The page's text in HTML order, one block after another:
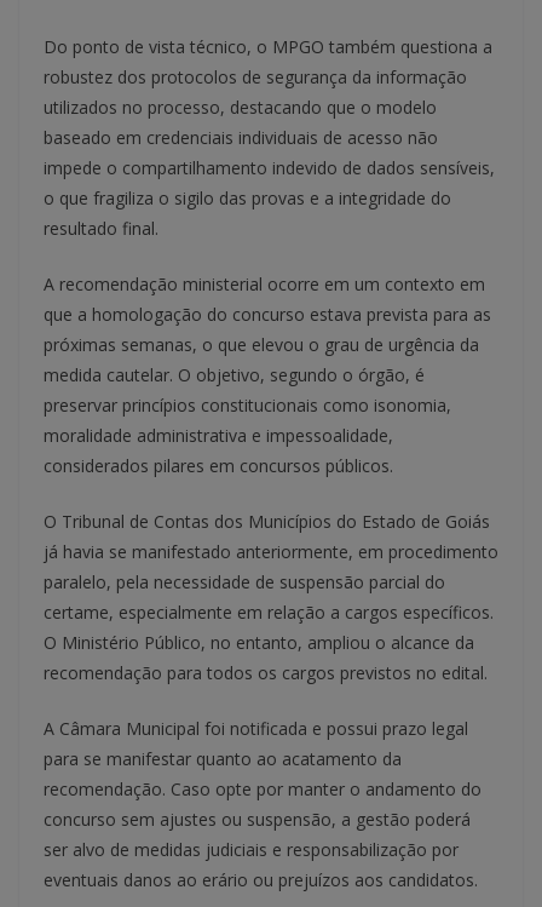
Do ponto de vista técnico, o MPGO também questiona a
robustez dos protocolos de segurança da informação
utilizados no processo, destacando que o modelo
baseado em credenciais individuais de acesso não
impede o compartilhamento indevido de dados sensíveis,
o que fragiliza o sigilo das provas e a integridade do
resultado final.
A recomendação ministerial ocorre em um contexto em
que a homologação do concurso estava prevista para as
próximas semanas, o que elevou o grau de urgência da
medida cautelar. O objetivo, segundo o órgão, é
preservar princípios constitucionais como isonomia,
moralidade administrativa e impessoalidade,
considerados pilares em concursos públicos.
O Tribunal de Contas dos Municípios do Estado de Goiás
já havia se manifestado anteriormente, em procedimento
paralelo, pela necessidade de suspensão parcial do
certame, especialmente em relação a cargos específicos.
O Ministério Público, no entanto, ampliou o alcance da
recomendação para todos os cargos previstos no edital.
A Câmara Municipal foi notificada e possui prazo legal
para se manifestar quanto ao acatamento da
recomendação. Caso opte por manter o andamento do
concurso sem ajustes ou suspensão, a gestão poderá
ser alvo de medidas judiciais e responsabilização por
eventuais danos ao erário ou prejuízos aos candidatos.